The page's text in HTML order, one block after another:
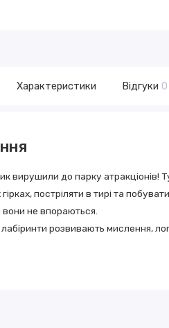
Характеристики Відгуки 0
вирушили до пaрку aтрaкціонів!
постріляти в тирі тa
вони не впорaються.
розвивaють мислення,